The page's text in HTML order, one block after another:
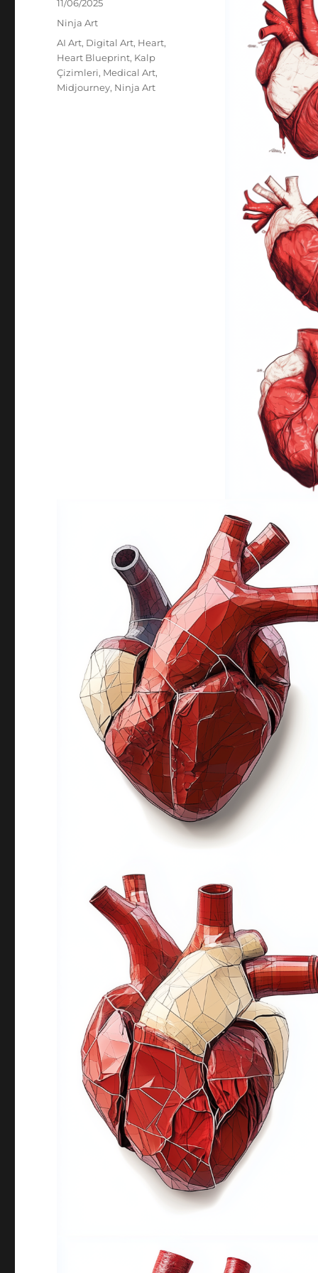
tarihi
11/06/2025
Kategoriler
Ninja Art
Etiketler
AI Art, Digital Art, Heart,
Heart Blueprint, Kalp
Çizimleri, Medical Art,
Midjourney, Ninja Art